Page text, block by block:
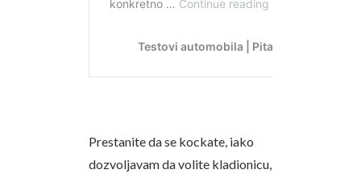
Prestanite da se kockate, iako
dozvoljavam da volite kladionicu,